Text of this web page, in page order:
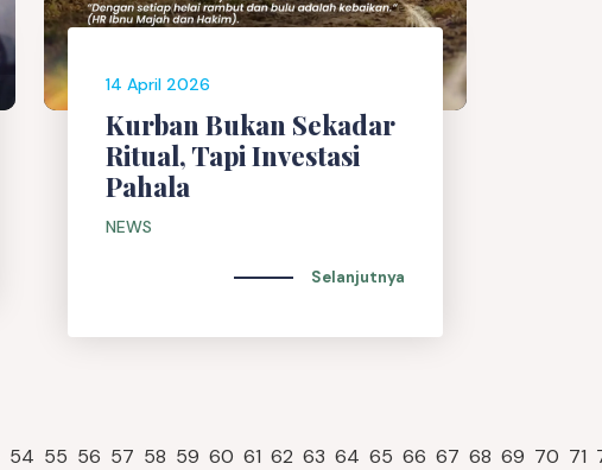
14 April 2026
Kurban Bukan Sekadar
Ritual, Tapi Investasi
Pahala
NEWS
Selanjutnya
54 55 56 57 58 59 60 61 62 63 64 65 66 67 68 69 70 71